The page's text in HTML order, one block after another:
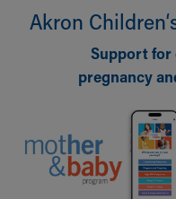
Akron
Support for
pregnancy